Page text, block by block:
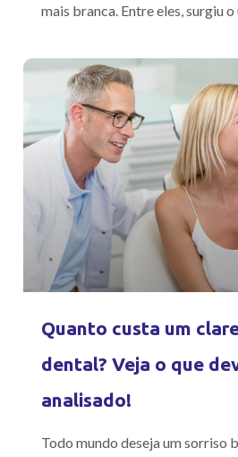
mais branca. Entre eles, surgiu o
Quanto custa um
dental? Veja o que
analisado!
Todo mundo deseja um sorriso